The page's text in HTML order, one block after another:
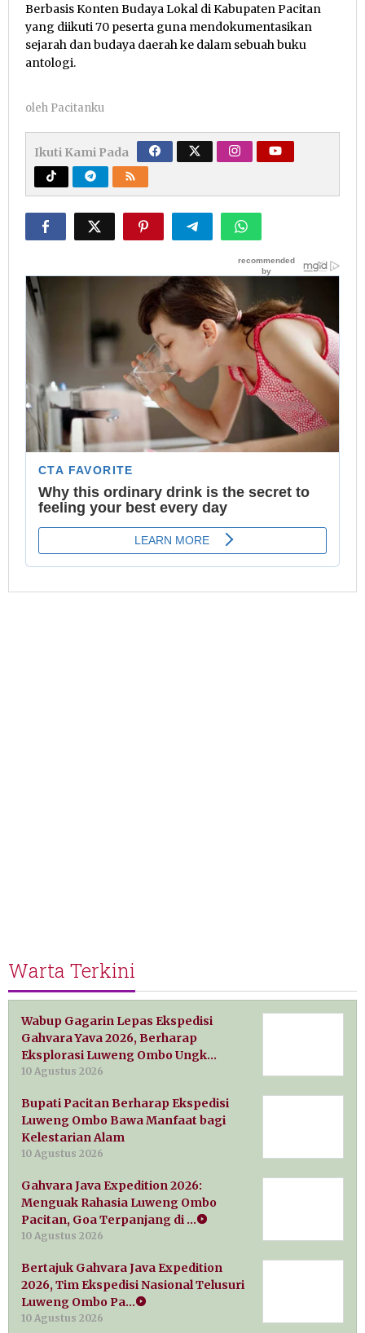
Berbasis Konten Budaya Lokal di Kabupaten Pacitan
yang diikuti 70 peserta guna mendokumentasikan
sejarah dan budaya daerah ke dalam sebuah buku
antologi.
oleh Pacitanku
Ikuti Kami Pada
Warta Terkini
Wabup Gagarin Lepas Ekspedisi
Gahvara Yava 2026, Berharap
Eksplorasi Luweng Ombo Ungk…
10 Agustus 2026
Bupati Pacitan Berharap Ekspedisi
Luweng Ombo Bawa Manfaat bagi
Kelestarian Alam
10 Agustus 2026
Gahvara Java Expedition 2026:
Menguak Rahasia Luweng Ombo
Pacitan, Goa Terpanjang di …
10 Agustus 2026
Bertajuk Gahvara Java Expedition
2026, Tim Ekspedisi Nasional Telusuri
Luweng Ombo Pa…
10 Agustus 2026